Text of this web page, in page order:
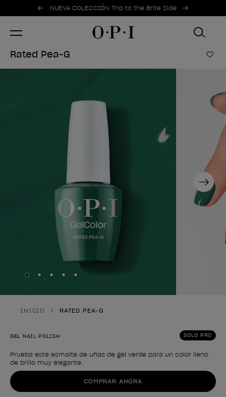
Ofertas promocionales
NUEVA COLECCIÓN Trip to the Brite Side
Item 1 of 2
Rated Pea-G
Next
Skip to slide
Skip to slide
Skip to slide
Skip to slide
Skip to slide
INICIO RATED PEA-G
SOLO PRO
GEL NAIL POLISH
Prueba este esmalte de uñas de gel verde para un color lleno
de brillo muy elegante.
Forma del producto
COMPRAR AHORA